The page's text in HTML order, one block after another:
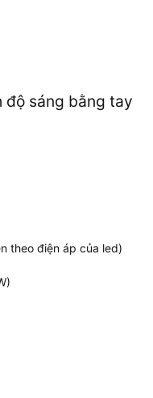
độ sáng bằng tay
theo điện áp của led)